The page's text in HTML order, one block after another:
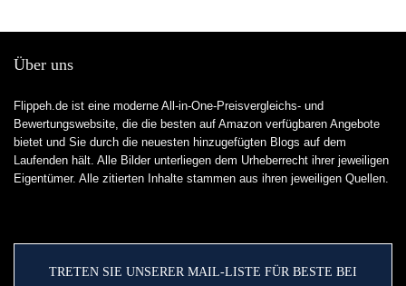
Über uns
Flippeh.de ist eine moderne All-in-One-Preisvergleichs- und
Bewertungswebsite, die die besten auf Amazon verfügbaren Angebote
bietet und Sie durch die neuesten hinzugefügten Blogs auf dem
Laufenden hält. Alle Bilder unterliegen dem Urheberrecht ihrer jeweiligen
Eigentümer. Alle zitierten Inhalte stammen aus ihren jeweiligen Quellen.
TRETEN SIE UNSERER MAIL-LISTE FÜR BESTE BEI